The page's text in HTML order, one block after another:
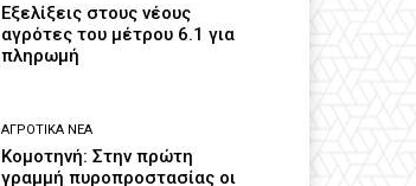
Εξελίξεις στους νέους
αγρότες του μέτρου 6.1 για
πληρωμή
ΑΓΡΟΤΙΚΆ ΝΈΑ
Κομοτηνή: Στην πρώτη
γραμμή πυροπροστασίας οι